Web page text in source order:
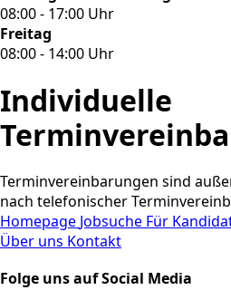
08:00 - 17:00 Uhr
Freitag
08:00 - 14:00 Uhr
Individuelle
Terminvereinbarungen sind
nach telefonischer
Homepage Jobsuche Für
Über uns Kontakt
Folge uns auf Social Media